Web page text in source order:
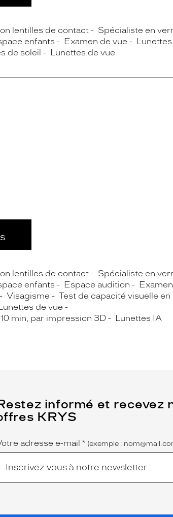
lentilles de contact
Spécialiste en
enfants Examen de vue
de soleil Lunettes de vue
lentilles de contact
Spécialiste en
enfants Espace audition
Visagisme
Test de capacité visuelle
de vue
min, par impression 3D
Lunettes IA
informé et recevez
KRYS
adresse e-mail * (exemple :